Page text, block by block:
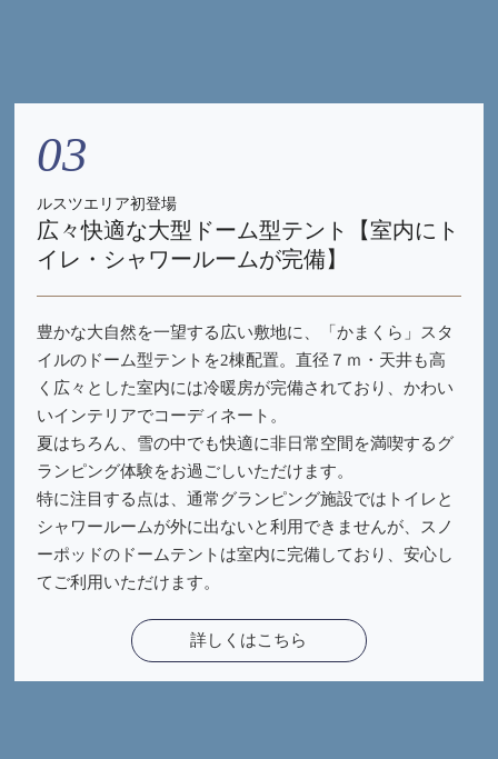
03
ルスツエリア初登場
広々快適な大型ドーム型テント【室内にト
イレ・シャワールームが完備】
豊かな大自然を一望する広い敷地に、「かまくら」スタ
イルのドーム型テントを2棟配置。直径７ｍ・天井も高
く広々とした室内には冷暖房が完備されており、かわい
いインテリアでコーディネート。
夏はちろん、雪の中でも快適に非日常空間を満喫するグ
ランピング体験をお過ごしいただけます。
特に注目する点は、通常グランピング施設ではトイレと
シャワールームが外に出ないと利用できませんが、スノ
ーポッドのドームテントは室内に完備しており、安心し
てご利用いただけます。
詳しくはこちら